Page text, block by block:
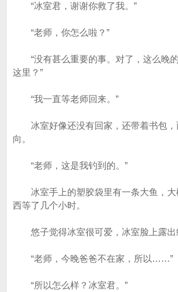
“冰室君，谢谢你救了我。”
“老师，你怎么啦？”
“没有甚么重要的事。对了，这么晚
这里？”
“我一直等老师回来。”
冰室好像还没有回家，还带着书包，
向。
“老师，这是我钓到的。”
冰室手上的塑胶袋里有一条大鱼，大
西等了几个小时。
悠子觉得冰室很可爱，冰室脸上露出
“老师，今晚爸爸不在家，所以……”
“所以怎么样？冰室君。”